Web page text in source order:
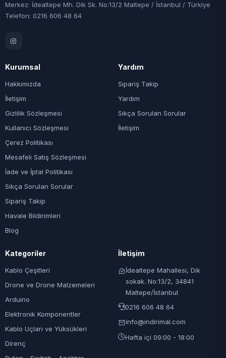
Merkez: İdealtepe Mh. Dik Sk. No:13/2 Maltepe / İstanbul / Türkiye
Telefon: 0216 606 48 64
Kurumsal
Hakkımızda
İletişim
Gizlilik Sözleşmesi
Kullanıcı Sözleşmesi
Çerez Politikası
Mesafeli Satış Sözleşmesi
İade ve İptal Politikası
Sıkça Sorulan Sorular
Sipariş Takip
Havale Bildirimleri
Blog
Yardım
Sipariş Takip
Yardım
Sıkça Sorulan Sorular
İletişim
Kategoriler
Kablo Çeşitleri
Drone ve Drone Malzemeleri
Arduino
Elektronik Komponentler
Kablo Uçları ve Yüksükleri
Direnç
İletişim
İdealtepe Mahallesi, Dik
sokak. No:13/2, 34841
Maltepe/İstanbul
0216 606 48 64
info@indirimal.com
Hafta içi 09:00 - 18:00